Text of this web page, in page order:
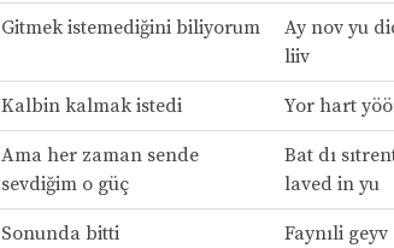
Gitmek istemediğini biliyorum
Ay nov yu
liiv
Kalbin kalmak istedi Yor hart
Ama her zaman sende
sevdiğim o güç
Bat dı
laved in yu
Sonunda bitti Faynıli geyv